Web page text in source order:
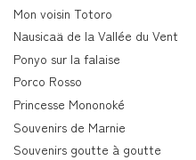
Mon voisin Totoro
Nausicaä de la Vallée du Vent
Ponyo sur la falaise
Porco Rosso
Princesse Mononoké
Souvenirs de Marnie
Souvenirs goutte à goutte